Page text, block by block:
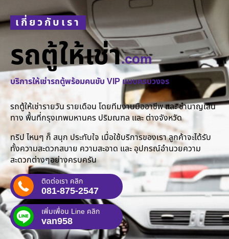
เกี่ยวกับเรา
รถตู้ให้เช่า.com
บริการให้เช่ารถตู้พร้อมคนขับ VIP แบบครบวงจร
รถตู้ให้เช่ารายวัน รายเดือน โดยทีมงานมืออาชีพ และ ชำนาญเส้น
ทาง พื้นที่กรุงเทพมหานคร ปริมณฑล และ ต่างจังหวัด
ทริป ไหนๆ ก็ สนุก ประทับใจ เมื่อใช้บริการของเรา ลูกค้าจะได้รับ
ทั้งความสะดวกสบาย ความสะอาด และ อุปกรณ์อำนวยความ
สะดวกต่างๆอย่างครบครัน
ติดต่อเรา คลิก
081-875-2547
เพิ่มเพื่อน Line คลิก
van958